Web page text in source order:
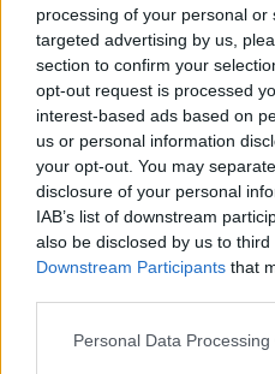
processing of your personal
targeted advertising by us,
section to confirm your
opt-out request is processed
interest-based ads based on
us or personal information
your opt-out. You may
disclosure of your personal
IAB’s list of downstream
also be disclosed by us to
Downstream Participants that
Personal Data
Животните от Долината на
събират на селския
споделят знания.
тълпата, за да
спечелиш
Начало: